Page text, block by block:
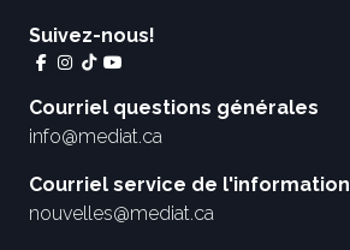
Suivez-nous!
Courriel questions générales
info@mediat.ca
Courriel service de l'information
nouvelles@mediat.ca